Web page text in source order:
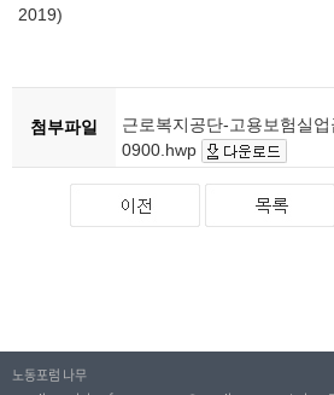
2019)
첨부파일
근로복지공단-고용보험실
0900.hwp
노동포럼 나무